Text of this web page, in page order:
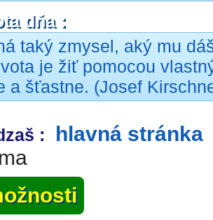
dňa :
taký zmysel, aký mu
je žiť pomocou
a šťastne. (Josef
: hlavná stránka